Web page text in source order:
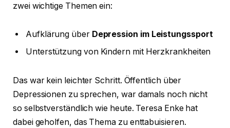
zwei wichtige Themen ein:
Aufklärung über Depression im Leistungssport
Unterstützung von Kindern mit Herzkrankheiten
Das war kein leichter Schritt. Öffentlich über
Depressionen zu sprechen, war damals noch nicht
so selbstverständlich wie heute. Teresa Enke hat
dabei geholfen, das Thema zu enttabuisieren.